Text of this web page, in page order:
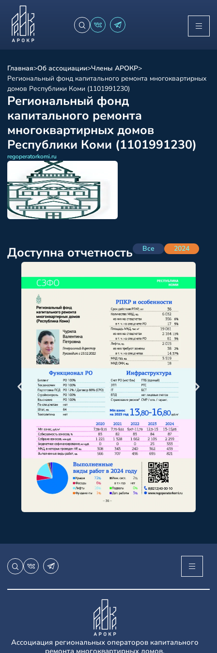
Главная>Об ассоциации>Члены АРОКР>
Региональный фонд капитального ремонта многоквартирных
домов Республики Коми (1101991230)
Региональный фонд
капитального ремонта
многоквартирных домов
Республики Коми (1101991230)
regoperatorkomi.ru
Доступна отчетность Все 2024
Ассоциация региональных операторов капитального